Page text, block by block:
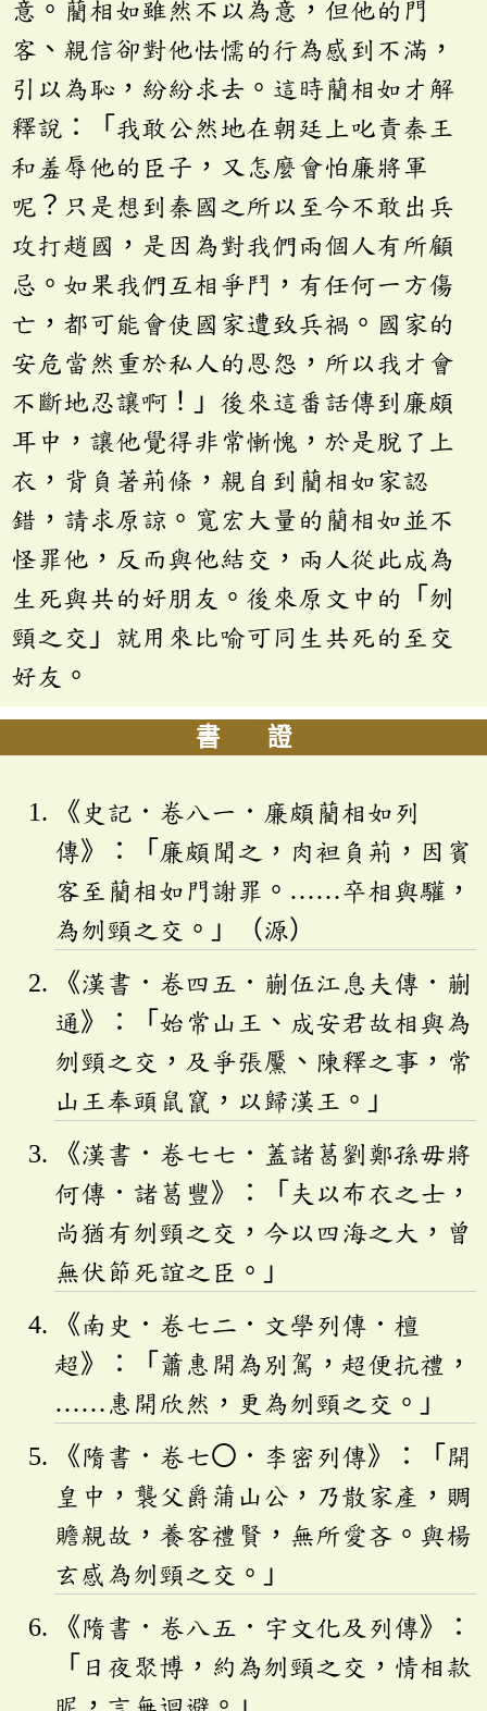
意。藺相如雖然不以為意，但他的門
客、親信卻對他怯懦的行為感到不滿，
引以為恥，紛紛求去。這時藺相如才解
釋說：「我敢公然地在朝廷上叱責秦王
和羞辱他的臣子，又怎麼會怕廉將軍
呢？只是想到秦國之所以至今不敢出兵
攻打趙國，是因為對我們兩個人有所顧
忌。如果我們互相爭鬥，有任何一方傷
亡，都可能會使國家遭致兵禍。國家的
安危當然重於私人的恩怨，所以我才會
不斷地忍讓啊！」後來這番話傳到廉頗
耳中，讓他覺得非常慚愧，於是脫了上
衣，背負著荊條，親自到藺相如家認
錯，請求原諒。寬宏大量的藺相如並不
怪罪他，反而與他結交，兩人從此成為
生死與共的好朋友。後來原文中的「刎
頸之交」就用來比喻可同生共死的至交
好友。
書 證
《史記．卷八一．廉頗藺相如列
傳》：「廉頗聞之，肉袒負荊，因賓
客至藺相如門謝罪。……卒相與驩，
為刎頸之交。」（源）
《漢書．卷四五．蒯伍江息夫傳．蒯
通》：「始常山王、成安君故相與為
刎頸之交，及爭張黶、陳釋之事，常
山王奉頭鼠竄，以歸漢王。」
《漢書．卷七七．蓋諸葛劉鄭孫毋將
何傳．諸葛豐》：「夫以布衣之士，
尚猶有刎頸之交，今以四海之大，曾
無伏節死誼之臣。」
《南史．卷七二．文學列傳．檀
超》：「蕭惠開為別駕，超便抗禮，
……惠開欣然，更為刎頸之交。」
《隋書．卷七〇．李密列傳》：「開
皇中，襲父爵蒲山公，乃散家產，賙
贍親故，養客禮賢，無所愛吝。與楊
玄感為刎頸之交。」
《隋書．卷八五．宇文化及列傳》：
「日夜聚博，約為刎頸之交，情相款